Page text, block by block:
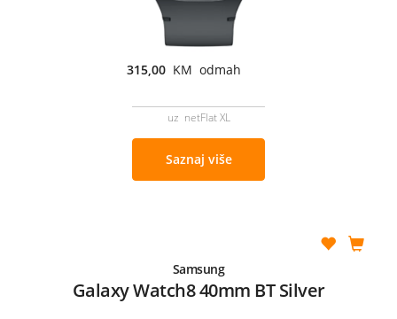
315,00 KM odmah
uz netFlat XL
Saznaj više
Samsung
Galaxy Watch8 40mm BT Silver